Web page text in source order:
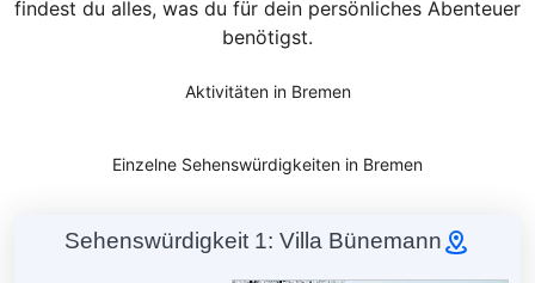
findest du alles, was du für dein persönliches Abenteuer
benötigst.
Aktivitäten in Bremen
Einzelne Sehenswürdigkeiten in Bremen
Sehenswürdigkeit 1: Villa Bünemann